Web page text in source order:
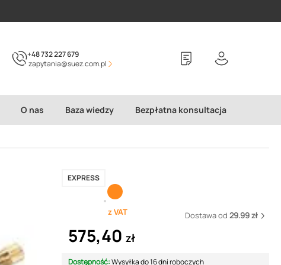
+48 732 227 679
zapytania@suez.com.pl
O nas Baza wiedzy Bezpłatna konsultacja
EXPRESS
z VAT Dostawa od 29.99 zł
575,40 zł
Dostępność:Wysyłka do 16 dni roboczych